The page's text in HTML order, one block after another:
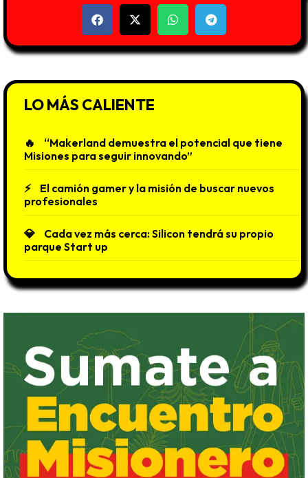
LO MÁS CALIENTE
“Makerland demuestra el potencial que tiene
Misiones para seguir innovando”
El camión gamer y la misión de buscar nuevos
profesionales
Cada vez más cerca: Silicon tendrá su propio
parque Start up